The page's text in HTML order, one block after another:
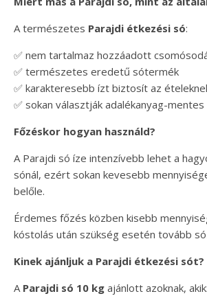
A természetes Parajdi étkezési só:
✅ nem tartalmaz hozzáadott
✅ természetes eredetű sótermék
✅ karakteresebb ízt biztosít az
✅ sokan választják adalékanyag-
Főzéskor hogyan használd?
A Parajdi só íze intenzívebb lehet a
sónál, ezért sokan kevesebb
belőle.
Érdemes főzés közben kisebb
kóstolás után szükség esetén tovább
Kinek ajánljuk a Parajdi étkezési sót?
A Parajdi só 10 kg ajánlott azoknak, akik: